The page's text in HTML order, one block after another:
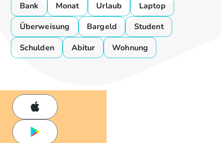
Bank
Monat Urlaub
Laptop
Überweisung
Bargeld
Student
Schulden
Abitur Wohnung